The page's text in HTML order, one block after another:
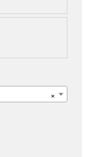
×